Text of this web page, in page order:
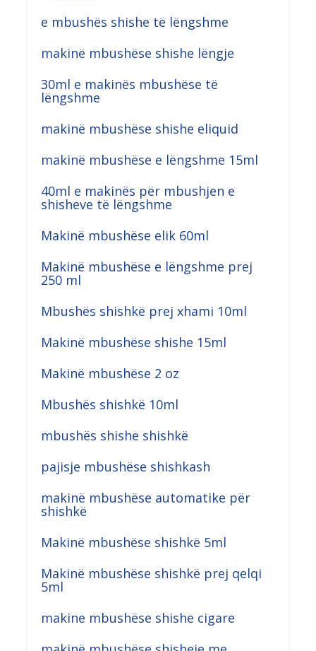
e mbushës shishe të lëngshme
makinë mbushëse shishe lëngje
30ml e makinës mbushëse të
lëngshme
makinë mbushëse shishe eliquid
makinë mbushëse e lëngshme 15ml
40ml e makinës për mbushjen e
shisheve të lëngshme
Makinë mbushëse elik 60ml
Makinë mbushëse e lëngshme prej
250 ml
Mbushës shishkë prej xhami 10ml
Makinë mbushëse shishe 15ml
Makinë mbushëse 2 oz
Mbushës shishkë 10ml
mbushës shishe shishkë
pajisje mbushëse shishkash
makinë mbushëse automatike për
shishkë
Makinë mbushëse shishkë 5ml
Makinë mbushëse shishkë prej qelqi
5ml
makine mbushëse shishe cigare